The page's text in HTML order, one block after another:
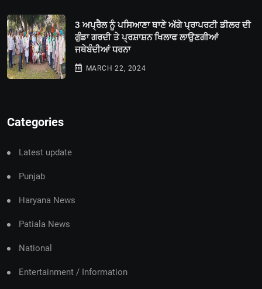
3 ਅਪ੍ਰੈਲ ਨੂੰ ਪਸਿਆਣਾ ਥਾਣੇ ਅੱਗੇ ਪ੍ਰਾਪਰਟੀ ਡੀਲਰ ਦੀ
ਗੁੰਡਾ ਗਰਦੀ ਤੇ ਪ੍ਰਸ਼ਾਸ਼ਨ ਖਿਲਾਫ ਲਾਉਣਗੀਆਂ
ਜਥੇਬੰਦੀਆਂ ਧਰਨਾ
MARCH 22, 2024
Categories
Latest update
Punjab
Haryana News
Patiala News
National
Entertainment / Information